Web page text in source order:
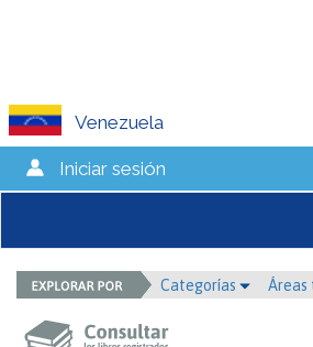
Venezuela
Iniciar sesión
Categorías Áreas